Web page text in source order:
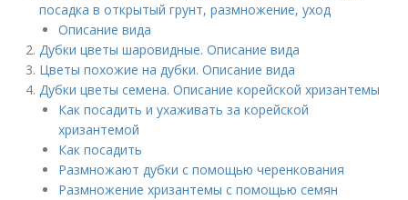
посадка в открытый грунт, размножение, уход
Описание вида
Дубки цветы шаровидные. Описание вида
Цветы похожие на дубки. Описание вида
Дубки цветы семена. Описание корейской хризантемы
Как посадить и ухаживать за корейской
хризантемой
Как посадить
Размножают дубки с помощью черенкования
Размножение хризантемы с помощью семян